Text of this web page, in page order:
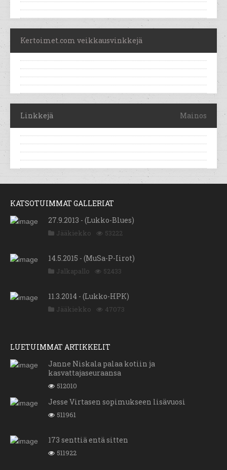
Kertoimet.com veikkausvinkkejä
Linkkejä Mainos
KATSOTUIMMAT GALLERIAT
27.9.2013 - (Lukko-Blues)
Jääkiekko 53222
14.5.2015 - (MuSa-P-Iirot)
Jalkapallo 52433
11.3.2014 - (Lukko-HPK)
Jääkiekko 47073
LUETUIMMAT ARTIKKELIT
Janne Niskala palaa kotiin ja
kasvattajaseuraansa
512010
Jesse Virtasen sopimukseen lisävuosi
511961
173 senttiä entä sitten
511922